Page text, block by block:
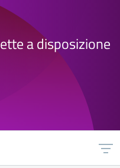
a disposizione